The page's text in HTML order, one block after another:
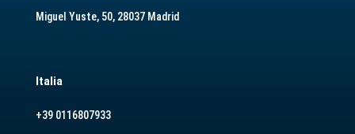
Miguel Yuste, 50, 28037 Madrid
Italia
+39 0116807933